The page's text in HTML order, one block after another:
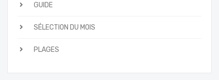
GUIDE
SÉLECTION DU MOIS
PLAGES